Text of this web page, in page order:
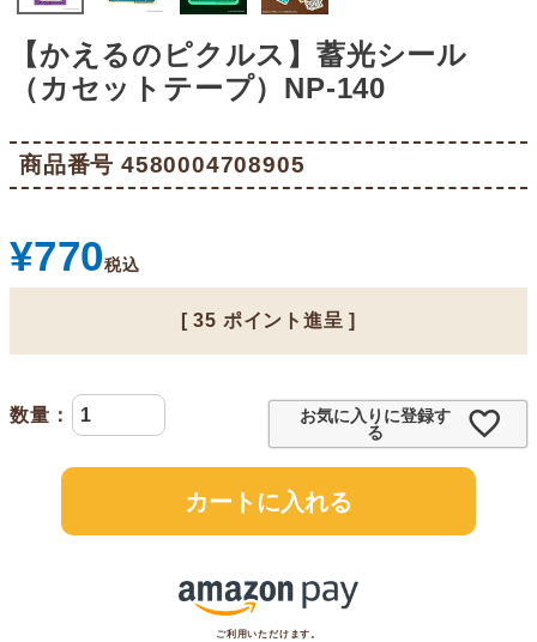
【かえるのピクルス】蓄光シール
（カセットテープ）NP-140
商品番号 4580004708905
¥770税込
[ 35 ポイント進呈 ]
お気に入りに登録す
る
カートに入れる
ご利用いただけます。